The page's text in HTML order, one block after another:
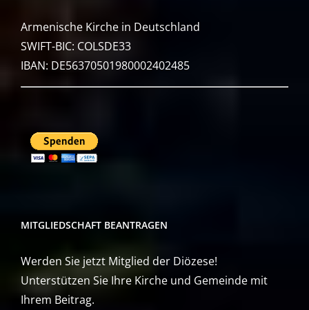
Armenische Kirche in Deutschland
SWIFT-BIC: COLSDE33
IBAN: DE56370501980002402485
MITGLIEDSCHAFT BEANTRAGEN
Werden Sie jetzt Mitglied der Diözese!
Unterstützen Sie Ihre Kirche und Gemeinde mit
Ihrem Beitrag.